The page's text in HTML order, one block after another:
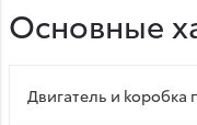
Основные
Двигатель и kоробка